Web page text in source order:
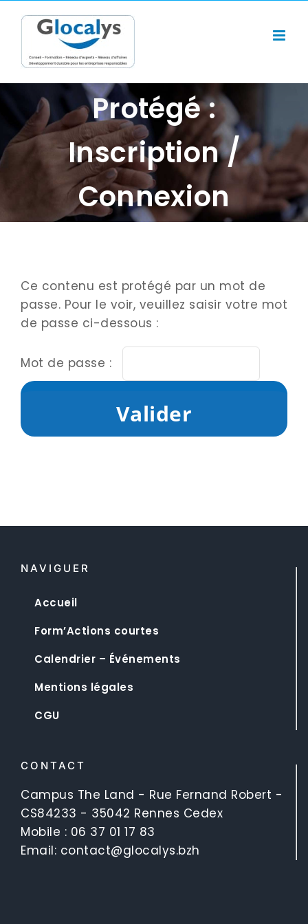
Protégé :
Inscription /
Connexion
Ce contenu est protégé par un mot de
passe. Pour le voir, veuillez saisir votre mot
de passe ci-dessous :
Mot de passe :
NAVIGUER
Accueil
Form’Actions courtes
Calendrier – Événements
Mentions légales
CGU
CONTACT
Campus The Land - Rue Fernand Robert -
CS84233 - 35042 Rennes Cedex
Mobile : 06 37 01 17 83
Email: contact@glocalys.bzh